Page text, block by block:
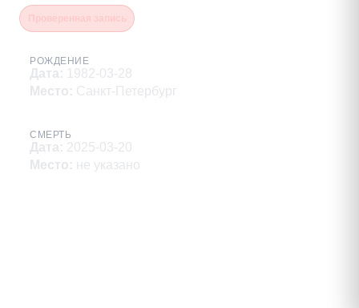
РОЖДЕНИЕ
Дата: 1982-03-28
Место: Санкт-Петербург
СМЕРТЬ
Дата: 2025-03-20
Место: не указано